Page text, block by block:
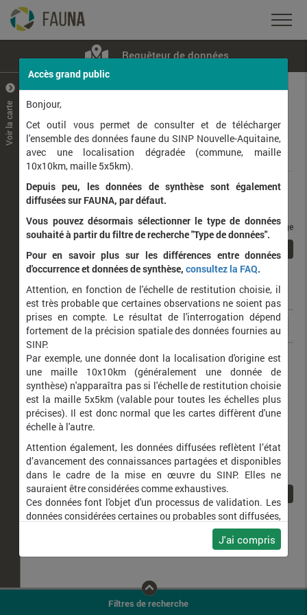
Requêteur de données
+
–
Voir la carte
Données
Rang taxonomique :
Affichage de1à 1sur1
taxons / page
Nom latin Nom vernaculaire
Saitis barbipes
Filtres de recherche
Accès grand public
Bonjour,
Cet outil vous permet de consulter et de télécharger
l'ensemble des données faune du SINP Nouvelle-Aquitaine,
avec une localisation dégradée (commune, maille
10x10km, maille 5x5km).
Depuis peu, les données de synthèse sont également
diffusées sur FAUNA, par défaut.
Vous pouvez désormais sélectionner le type de données
souhaité à partir du filtre de recherche "Type de données".
Pour en savoir plus sur les différences entre données
d'occurrence et données de synthèse, consultez la FAQ.
Attention, en fonction de l'échelle de restitution choisie, il
est très probable que certaines observations ne soient pas
prises en compte. Le résultat de l'interrogation dépend
fortement de la précision spatiale des données fournies au
SINP.
Par exemple, une donnée dont la localisation d'origine est
une maille 10x10km (généralement une donnée de
synthèse) n'apparaîtra pas si l'échelle de restitution choisie
est la maille 5x5km (valable pour toutes les échelles plus
précises). Il est donc normal que les cartes diffèrent d'une
échelle à l'autre.
Attention également, les données diffusées reflètent l’état
d’avancement des connaissances partagées et disponibles
dans le cadre de la mise en œuvre du SINP. Elles ne
sauraient être considérées comme exhaustives.
Ces données font l'objet d'un processus de validation. Les
données considérées certaines ou probables sont diffusées,
ainsi que celles pour lesquelles la méthode n'est pas
J'ai compris